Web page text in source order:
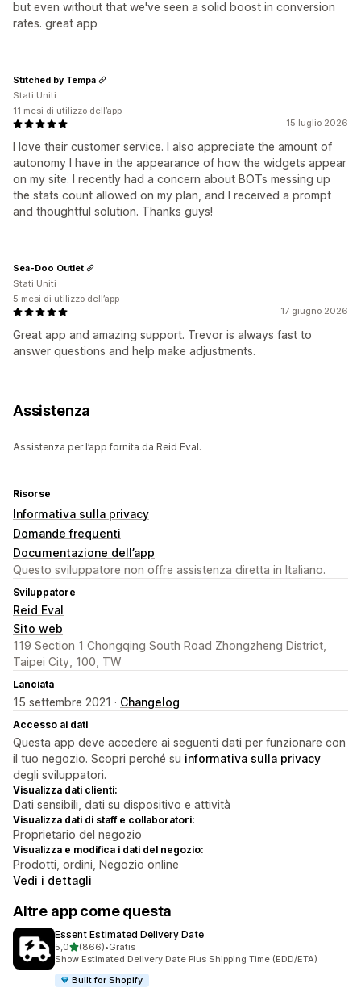
but even without that we've seen a solid boost in conversion
rates. great app
15 luglio 2026
I love their customer service. I also appreciate the amount of
autonomy I have in the appearance of how the widgets appear
on my site. I recently had a concern about BOTs messing up
the stats count allowed on my plan, and I received a prompt
and thoughtful solution. Thanks guys!
Stitched by Tempa
Stati Uniti
11 mesi di utilizzo dell’app
17 giugno 2026
Great app and amazing support. Trevor is always fast to
answer questions and help make adjustments.
Sea-Doo Outlet
Stati Uniti
5 mesi di utilizzo dell’app
Assistenza
Assistenza per l’app fornita da Reid Eval.
Risorse
Informativa sulla privacy
Domande frequenti
Documentazione dell’app
Questo sviluppatore non offre assistenza diretta in Italiano.
Sviluppatore
Reid Eval
Sito web
119 Section 1 Chongqing South Road Zhongzheng District,
Taipei City, 100, TW
Lanciata
15 settembre 2021 · Changelog
Accesso ai dati
Questa app deve accedere ai seguenti dati per funzionare con
il tuo negozio. Scopri perché su informativa sulla privacy
degli sviluppatori.
Visualizza dati clienti:
Dati sensibili, dati su dispositivo e attività
Visualizza dati di staff e collaboratori:
Proprietario del negozio
Visualizza e modifica i dati del negozio:
Prodotti, ordini, Negozio online
Vedi i dettagli
Altre app come questa
Essent Estimated Delivery Date
5,0stelle su 5
(866)
866 recensioni totali
•Gratis
Show Estimated Delivery Date Plus Shipping Time (EDD/ETA)
Built for Shopify